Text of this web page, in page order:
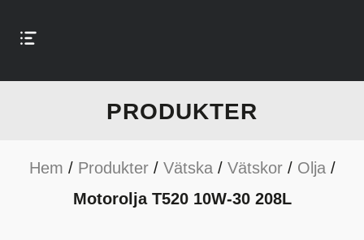
PRODUKTER
Hem / Produkter/ Vätska/ Vätskor/ Olja/
Motorolja T520 10W-30 208L